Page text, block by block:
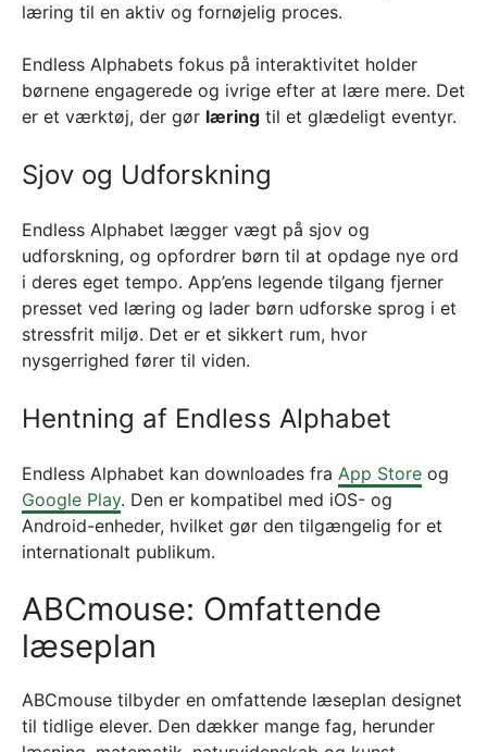
læring til en aktiv og fornøjelig proces.
Endless Alphabets fokus på interaktivitet holder
børnene engagerede og ivrige efter at lære mere. Det
er et værktøj, der gør læring til et glædeligt eventyr.
Sjov og Udforskning
Endless Alphabet lægger vægt på sjov og
udforskning, og opfordrer børn til at opdage nye ord
i deres eget tempo. App’ens legende tilgang fjerner
presset ved læring og lader børn udforske sprog i et
stressfrit miljø. Det er et sikkert rum, hvor
nysgerrighed fører til viden.
Hentning af Endless Alphabet
Endless Alphabet kan downloades fra App Store og
Google Play. Den er kompatibel med iOS- og
Android-enheder, hvilket gør den tilgængelig for et
internationalt publikum.
ABCmouse: Omfattende
læseplan
ABCmouse tilbyder en omfattende læseplan designet
til tidlige elever. Den dækker mange fag, herunder